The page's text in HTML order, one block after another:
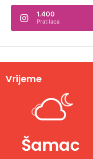
1.400
Pratilaca
Vrijeme
Šamac